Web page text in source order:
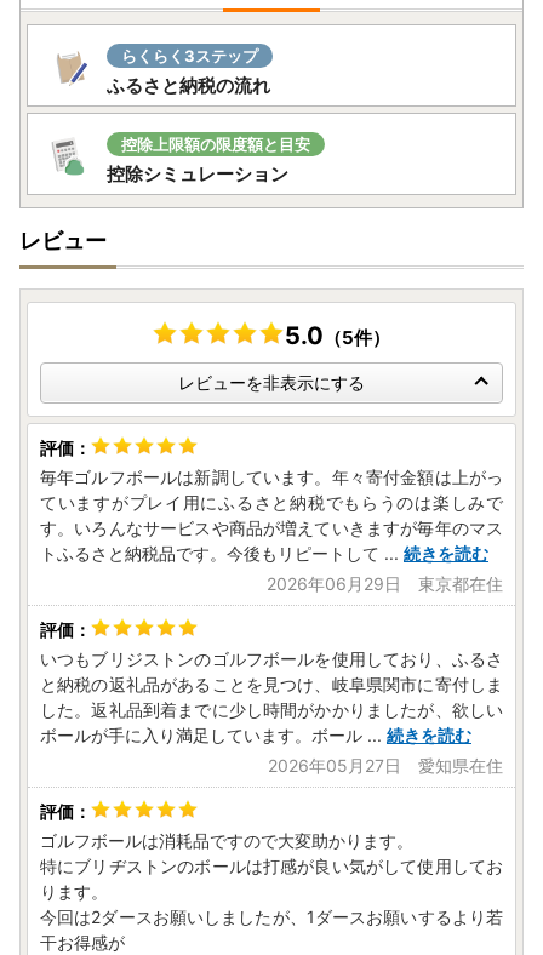
らくらく3ステップ
ふるさと納税の流れ
控除上限額の限度額と目安
控除シミュレーション
レビュー
5.0 （5件）
レビューを非表示にする
毎年ゴルフボールは新調しています。年々寄付金額は上がっ
ていますがプレイ用にふるさと納税でもらうのは楽しみで
す。いろんなサービスや商品が増えていきますが毎年のマス
トふるさと納税品です。今後もリピートして ... 続きを読む
2026年06月29日 東京都在住
いつもブリジストンのゴルフボールを使用しており、ふるさ
と納税の返礼品があることを見つけ、岐阜県関市に寄付しま
した。返礼品到着までに少し時間がかかりましたが、欲しい
ボールが手に入り満足しています。ボール ... 続きを読む
2026年05月27日 愛知県在住
ゴルフボールは消耗品ですので大変助かります。
特にブリヂストンのボールは打感が良い気がして使用してお
ります。
今回は2ダースお願いしましたが、1ダースお願いするより若
干お得感が